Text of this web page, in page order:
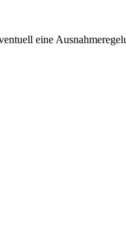
eine